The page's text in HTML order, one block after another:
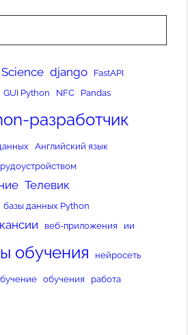
django
FastAPI
GUI Python NFC Pandas
разработчик
Английский язык
Телевик
базы данных Python
веб-приложения ии
обучения нейросеть
обучения
работа